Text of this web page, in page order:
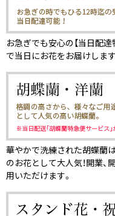
お急ぎでも安心の【当日配
で当日にお花をお届けします
華やかで洗練された胡蝶蘭
のお花として大人気！開業、
用いただけます。